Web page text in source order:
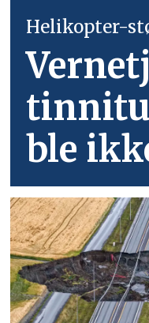
Helikopter-
ble